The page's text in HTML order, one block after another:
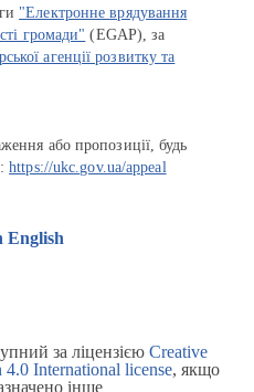
"Електронне врядування
громади" (EGAP), за
агенції розвитку та
або пропозиції, будь
https://ukc.gov.ua/appeal
English
за ліцензією Creative
International license, якщо
інше